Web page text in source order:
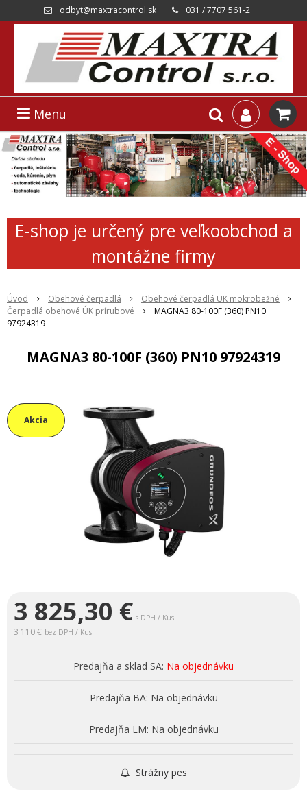
odbyt@maxtracontrol.sk 031 / 7707 561-2
Menu
E-shop je určený pre veľkoobchod a
montážne firmy
Úvod Obehové čerpadlá
Obehové čerpadlá UK mokrobežné
Čerpadlá obehové ÚK prírubové
MAGNA3 80-100F (360) PN10
97924319
MAGNA3 80-100F (360) PN10 97924319
Akcia
3 825,30 € s DPH / Kus
3 110 € bez DPH / Kus
Predajňa a sklad SA: Na objednávku
Predajňa BA: Na objednávku
Predajňa LM: Na objednávku
Strážny pes